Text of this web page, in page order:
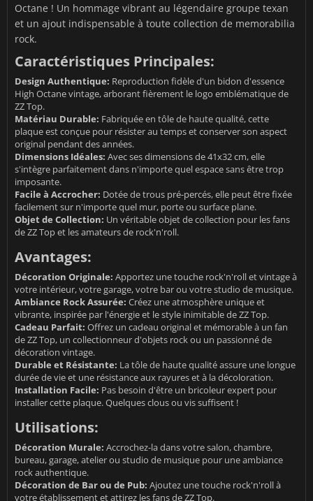
Octane ! Un hommage vibrant au légendaire groupe texan
et un ajout indispensable à toute collection de memorabilia
rock.
Caractéristiques Principales:
Design Authentique: Reproduction fidèle d'un bidon d'essence
High Octane vintage, arborant fièrement le logo emblématique de
ZZ Top.
Matériau Durable: Fabriquée en tôle de haute qualité, cette
plaque est conçue pour résister au temps et conserver son aspect
original pendant des années.
Dimensions Idéales: Avec ses dimensions de 41x32 cm, elle
s'intègre parfaitement dans n'importe quel espace sans être trop
imposante.
Facile à Accrocher: Dotée de trous pré-percés, elle peut être fixée
facilement sur n'importe quel mur, porte ou surface plane.
Objet de Collection: Un véritable objet de collection pour les fans
de ZZ Top et les amateurs de rock'n'roll.
Avantages:
Décoration Originale: Apportez une touche rock'n'roll et vintage à
votre intérieur, votre garage, votre bar ou votre studio de musique.
Ambiance Rock Assurée: Créez une atmosphère unique et
vibrante, inspirée par l'énergie et le style inimitable de ZZ Top.
Cadeau Parfait: Offrez un cadeau original et mémorable à un fan
de ZZ Top, un collectionneur d'objets rock ou un passionné de
décoration vintage.
Durable et Résistante: La tôle de haute qualité assure une longue
durée de vie et une résistance aux rayures et à la décoloration.
Installation Facile: Pas besoin d'être un bricoleur expert pour
installer cette plaque. Quelques clous ou vis suffisent !
Utilisations:
Décoration Murale: Accrochez-la dans votre salon, chambre,
bureau, garage, atelier ou studio de musique pour une ambiance
rock authentique.
Décoration de Bar ou de Pub: Ajoutez une touche rock'n'roll à
votre établissement et attirez les fans de ZZ Top.